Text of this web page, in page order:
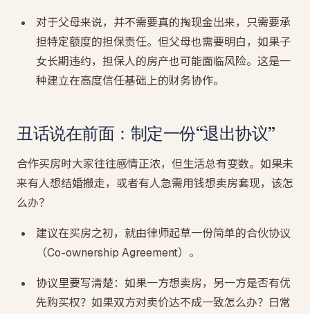
对于父母来说，并不需要真的掏现金出来，只需要承
担特定额度的担保责任。但父母也需要明白，如果子
女长期违约，担保人的房产也可能面临风险。这是一
种建立在高度信任基础上的财务协作。
丑话说在前面：制定一份“退出协议”
合作买房时大家往往感情正浓，但生活总有变数。如果未
来有人想结婚搬走，或者有人急需用钱想卖房套现，该怎
么办？
建议在买房之初，就由律师起草一份简单的合伙协议
（Co-ownership Agreement）。
协议里要写清楚：如果一方想卖房，另一方是否有优
先购买权？如果双方对卖价达不成一致怎么办？日常